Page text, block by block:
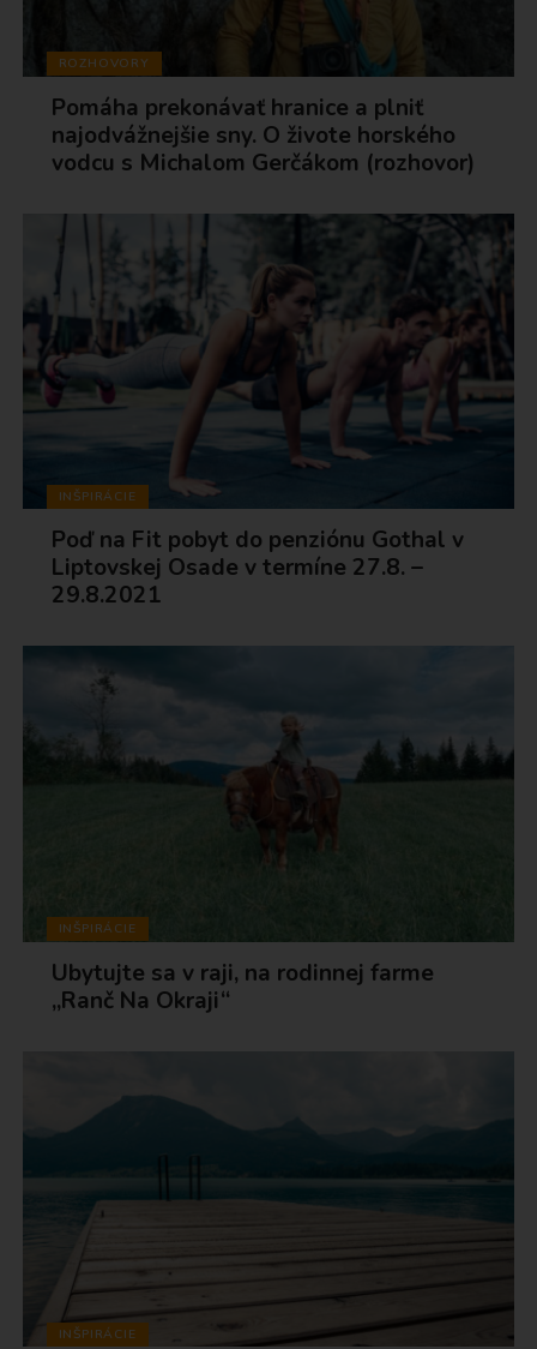
ROZHOVORY
Pomáha prekonávať hranice a plniť
najodvážnejšie sny. O živote horského
vodcu s Michalom Gerčákom (rozhovor)
INŠPIRÁCIE
Poď na Fit pobyt do penziónu Gothal v
Liptovskej Osade v termíne 27.8. –
29.8.2021
INŠPIRÁCIE
Ubytujte sa v raji, na rodinnej farme
„Ranč Na Okraji“
INŠPIRÁCIE